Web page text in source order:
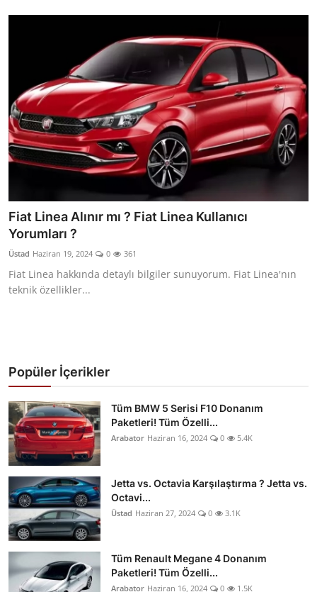
Fiat Linea Alınır mı ? Fiat Linea Kullanıcı
Yorumları ?
Üstad Haziran 19, 2024 0 361
Fiat Linea hakkında detaylı bilgiler sunuyorum. Fiat Linea'nın
teknik özellikler...
Popüler İçerikler
Tüm BMW 5 Serisi F10 Donanım
Paketleri! Tüm Özelli...
Arabator Haziran 16, 2024 0 5.4K
Jetta vs. Octavia Karşılaştırma ? Jetta vs.
Octavi...
Üstad Haziran 27, 2024 0 3.1K
Tüm Renault Megane 4 Donanım
Paketleri! Tüm Özelli...
Arabator Haziran 16, 2024 0 1.5K